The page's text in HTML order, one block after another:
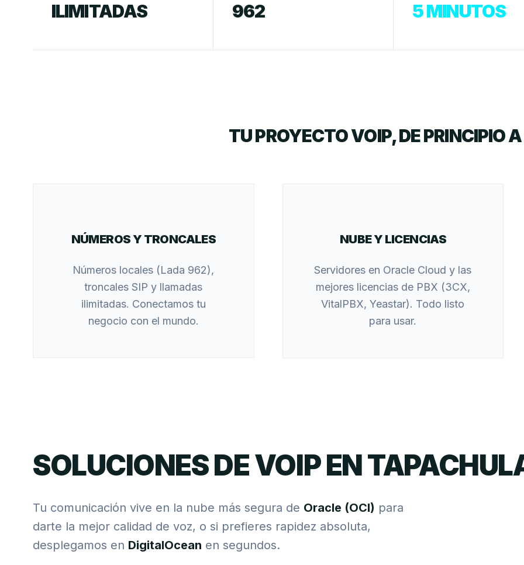
ILIMITADAS 962 5 MINUTOS
TU PROYECTO VOIP, DE PRINCIPIO
NÚMEROS Y TRONCALES
Números locales (Lada 962),
troncales SIP y llamadas
ilimitadas. Conectamos tu
negocio con el mundo.
NUBE Y LICENCIAS
Servidores en Oracle Cloud y las
mejores licencias de PBX (3CX,
VitalPBX, Yeastar). Todo listo
para usar.
SOLUCIONES DE VOIP EN
Tu comunicación vive en la nube más segura de Oracle (OCI) para
darte la mejor calidad de voz, o si prefieres rapidez absoluta,
desplegamos en DigitalOcean en segundos.